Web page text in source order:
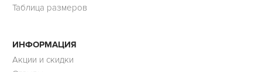
Таблица размеров
ИНФОРМАЦИЯ
Акции и скидки